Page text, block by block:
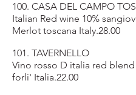
100. CASA DEL CAMPO
Italian Red wine 10%
Merlot toscana Italy.28.00
101. TAVERNELLO
Vino rosso D italia red
forli' Italia.22.00